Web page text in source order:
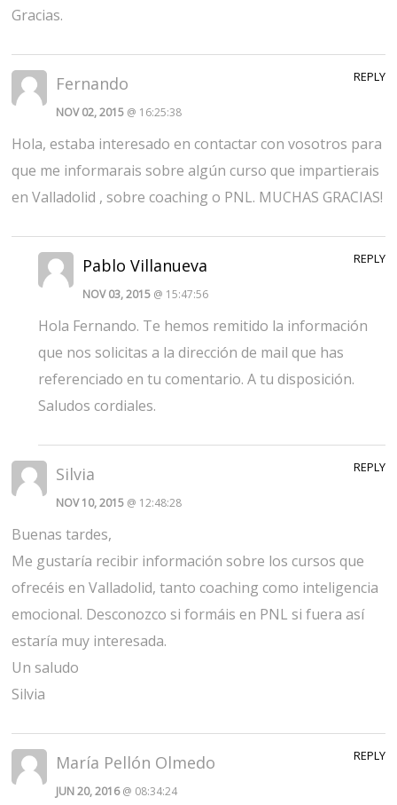
Gracias.
Fernando
NOV 02, 2015 @ 16:25:38
Hola, estaba interesado en contactar con vosotros para
que me informarais sobre algún curso que impartierais
en Valladolid , sobre coaching o PNL. MUCHAS GRACIAS!
REPLY
Pablo Villanueva
NOV 03, 2015 @ 15:47:56
Hola Fernando. Te hemos remitido la información
que nos solicitas a la dirección de mail que has
referenciado en tu comentario. A tu disposición.
Saludos cordiales.
REPLY
Silvia
NOV 10, 2015 @ 12:48:28
Buenas tardes,
Me gustaría recibir información sobre los cursos que
ofrecéis en Valladolid, tanto coaching como inteligencia
emocional. Desconozco si formáis en PNL si fuera así
estaría muy interesada.
Un saludo
Silvia
REPLY
María Pellón Olmedo
JUN 20, 2016@ 08:34:24
REPLY